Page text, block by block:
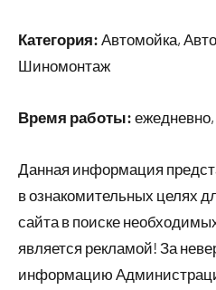
Категория: Автомойка,
Шиномонтаж
Время работы:
Данная информация
в ознакомительных целях
сайта в поиске
является рекламой! За
информацию